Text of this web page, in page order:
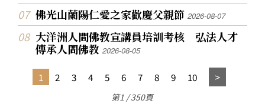
佛光山蘭陽仁愛之家歡慶父親節2026-08-07
大洋洲人間佛教宣講員培訓考核 弘法人才
傳承人間佛教2026-08-05
1 2 3 4 5 6 7 8 9 10
第1 / 350頁